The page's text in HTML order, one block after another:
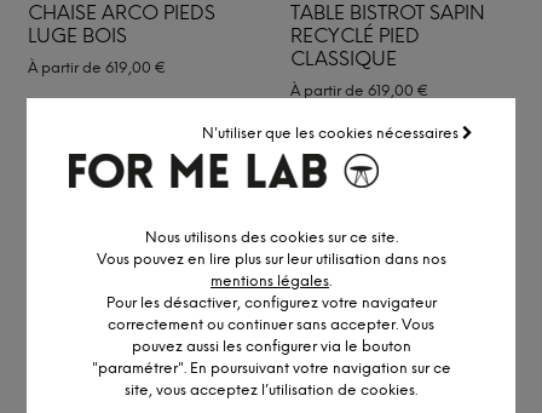
N'utiliser que les cookies nécessaires
Nous utilisons des cookies sur ce site.
Vous pouvez en lire plus sur leur utilisation dans nos
mentions légales.
Pour les désactiver, configurez votre navigateur
correctement ou continuer sans accepter. Vous
pouvez aussi les configurer via le bouton
"paramétrer". En poursuivant votre navigation sur ce
site, vous acceptez l’utilisation de cookies.
CHAISE ARCO PIEDS
LUGE BOIS
À partir de 619,00 €
TABLE BISTROT SAPIN
RECYCLÉ PIED
CLASSIQUE
À partir de 619,00 €
FAUTEUIL BOLERO
FAUTEUIL BOLERO